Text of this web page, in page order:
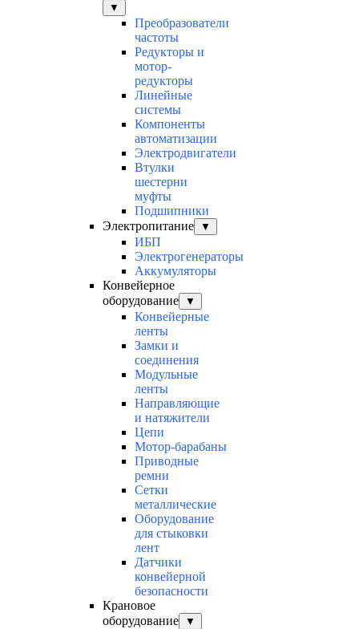
▼
Преобразователи
частоты
Редукторы и
мотор-
редукторы
Линейные
системы
Компоненты
автоматизации
Электродвигатели
Втулки
шестерни
муфты
Подшипники
Электропитание
▼
ИБП
Электрогенераторы
Аккумуляторы
Конвейерное
оборудование
▼
Конвейерные
ленты
Замки и
соединения
Модульные
ленты
Направляющие
и натяжители
Цепи
Мотор-барабаны
Приводные
ремни
Сетки
металлические
Оборудование
для стыковки
лент
Датчики
конвейерной
безопасности
Крановое
оборудование
▼